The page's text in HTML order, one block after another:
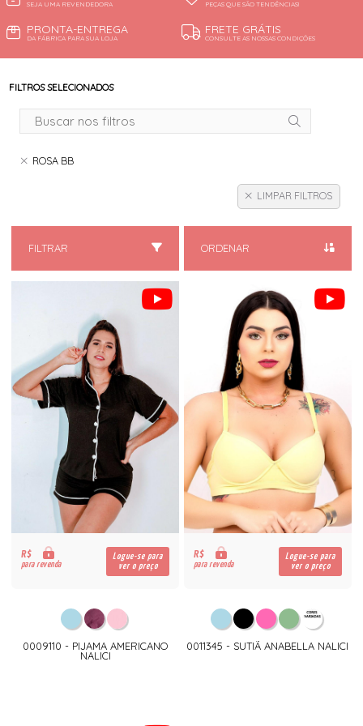
SEJA UMA REVENDEDORA PEÇAS QUE SÃO TENDÊNCIAS!
PRONTA-ENTREGA
DA FÁBRICA PARA SUA LOJA
FRETE GRÁTIS
CONSULTE AS NOSSAS CONDIÇÕES
FILTROS SELECIONADOS
ROSA BB
LIMPAR FILTROS
FILTRAR ORDENAR
R$
para revenda
Logue-se para
ver o preço
0009110 - PIJAMA AMERICANO
NALICI
R$
para revenda
Logue-se para
ver o preço
0011345 - SUTIÃ ANABELLA NALICI